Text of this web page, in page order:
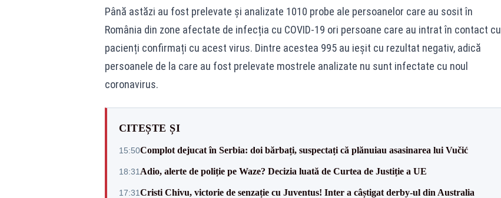
Până astăzi au fost prelevate și analizate 1010 probe ale persoanelor care au sosit în
România din zone afectate de infecția cu COVID-19 ori persoane care au intrat în contact cu
pacienți confirmați cu acest virus. Dintre acestea 995 au ieșit cu rezultat negativ, adică
persoanele de la care au fost prelevate mostrele analizate nu sunt infectate cu noul
coronavirus.
CITEȘTE ȘI
15:50Complot dejucat în Serbia: doi bărbați, suspectați că plănuiau asasinarea lui Vučić
18:31 Adio, alerte de poliție pe Waze? Decizia luată de Curtea de Justiție a UE
17:31Cristi Chivu, victorie de senzație cu Juventus! Inter a câștigat derby-ul din Australia